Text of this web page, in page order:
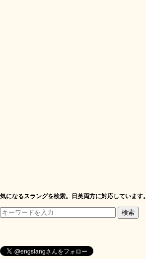
気になるスラングを検索。日英両方に対応しています。